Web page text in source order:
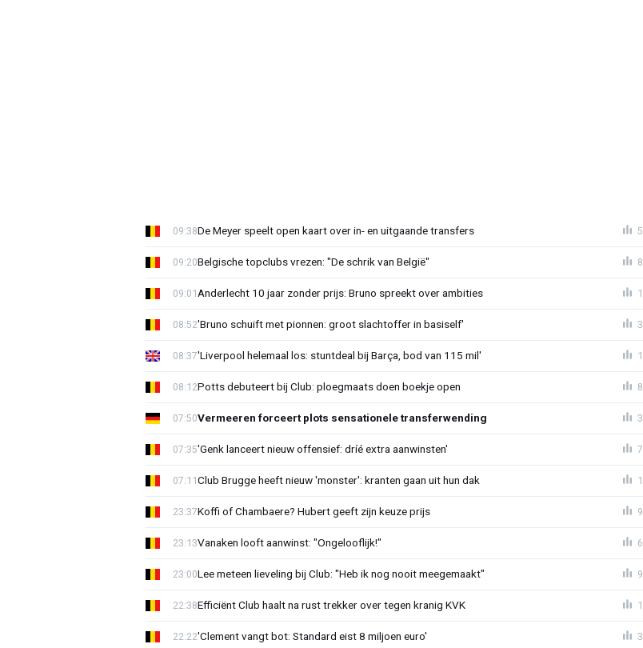
De Meyer speelt open kaart over in- en uitgaande transfers
09:38
Belgische topclubs vrezen: "De schrik van België"
09:20
Anderlecht 10 jaar zonder prijs: Bruno spreekt over ambities
09:01
'Bruno schuift met pionnen: groot slachtoffer in basiself'
08:52
'Liverpool helemaal los: stuntdeal bij Barça, bod van 115 mil'
08:37
Potts debuteert bij Club: ploegmaats doen boekje open
08:12
Vermeeren forceert plots sensationele transferwending
07:50
'Genk lanceert nieuw offensief: dríé extra aanwinsten'
07:35
Club Brugge heeft nieuw 'monster': kranten gaan uit hun dak
07:11
Koffi of Chambaere? Hubert geeft zijn keuze prijs
23:37
Vanaken looft aanwinst: "Ongelooflijk!"
23:13
Lee meteen lieveling bij Club: "Heb ik nog nooit meegemaakt"
23:00
Efficiënt Club haalt na rust trekker over tegen kranig KVK
22:38
'Clement vangt bot: Standard eist 8 miljoen euro'
22:22